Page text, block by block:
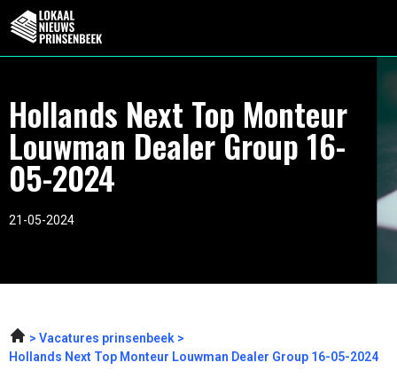
Hollands Next Top Monteur
Louwman Dealer Group 16-
05-2024
21-05-2024
Vacatures prinsenbeek
Hollands Next Top Monteur Louwman Dealer Group 16-05-2024